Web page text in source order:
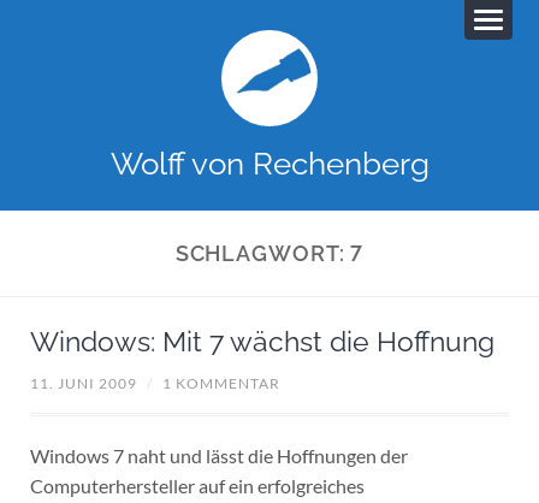
Wolff von Rechenberg
SCHLAGWORT:7
Windows: Mit 7 wächst die Hoffnung
11. JUNI 2009 / 1 KOMMENTAR
Windows 7 naht und lässt die Hoffnungen der
Computerhersteller auf ein erfolgreiches